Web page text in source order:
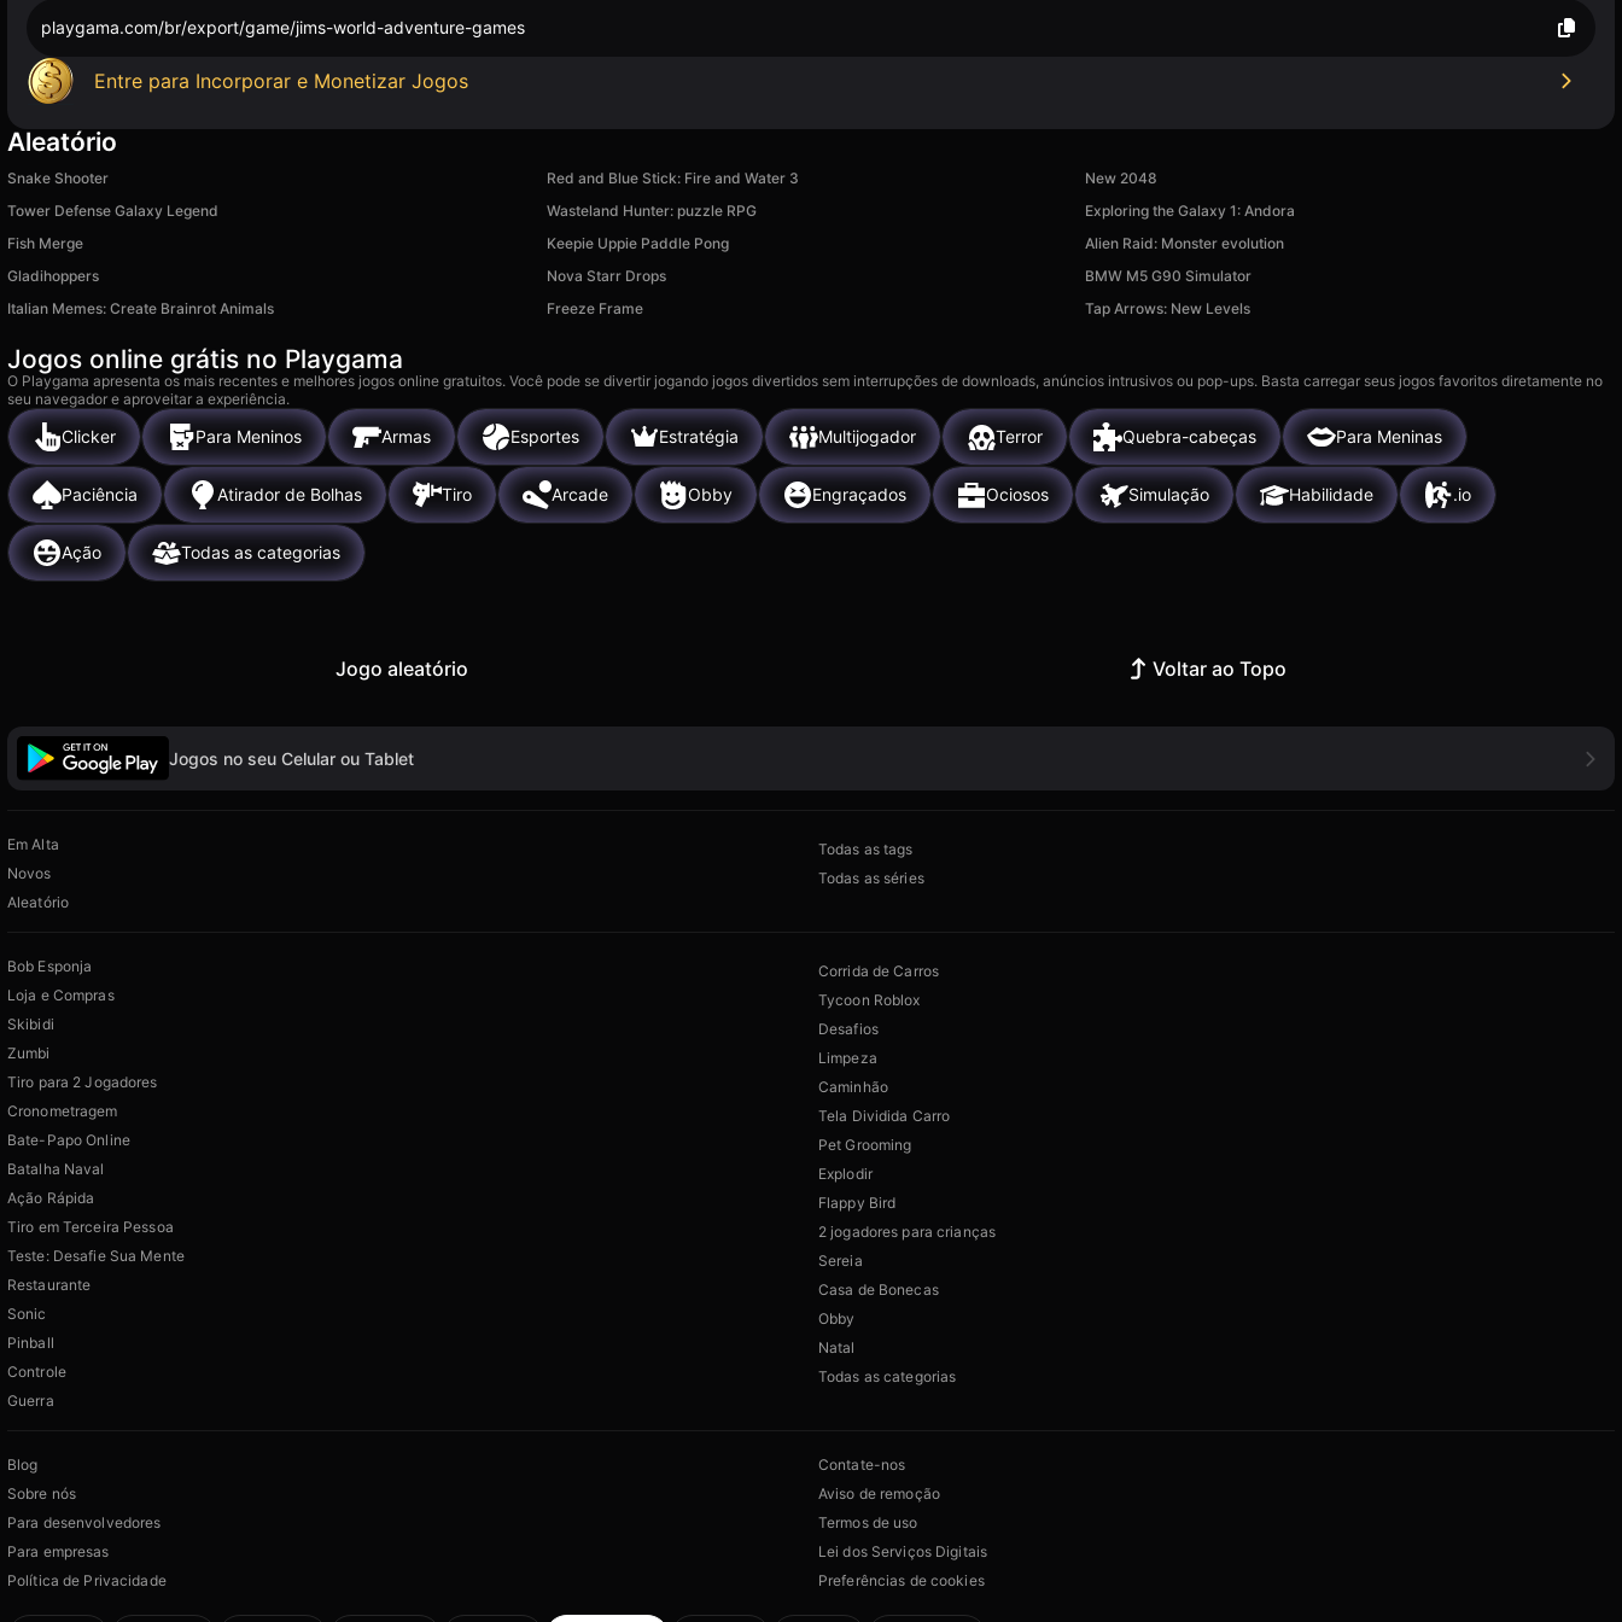
playgama.com/br/export/game/jims-world-adventure-games
Entre para Incorporar e Monetizar Jogos
Aleatório
Snake Shooter Red and Blue Stick: Fire and Water 3
New 2048
Tower Defense Galaxy Legend
Wasteland Hunter: puzzle RPG
Exploring the Galaxy 1: Andora
Fish Merge
Keepie Uppie Paddle Pong
Alien Raid: Monster evolution
Gladihoppers
Nova Starr Drops
BMW M5 G90 Simulator
Italian Memes: Create Brainrot Animals
Freeze Frame Tap Arrows: New Levels
Jogos online grátis no Playgama
O Playgama apresenta os mais recentes e melhores jogos online gratuitos. Você pode se divertir jogando jogos divertidos sem interrupções de downloads, anúncios intrusivos ou pop-ups. Basta carregar seus jogos favoritos diretamente no
seu navegador e aproveitar a experiência.
Clicker Para Meninos Armas Esportes Estratégia Multijogador Terror Quebra-cabeças Para Meninas
Paciência Atirador de Bolhas Tiro Arcade Obby Engraçados Ociosos Simulação Habilidade .io
Ação Todas as categorias
Jogo aleatório Voltar ao Topo
Jogos no seu Celular ou Tablet
Em Alta
Novos
Aleatório
Todas as tags
Todas as séries
Bob Esponja
Loja e Compras
Skibidi
Zumbi
Tiro para 2 Jogadores
Cronometragem
Bate-Papo Online
Batalha Naval
Ação Rápida
Tiro em Terceira Pessoa
Teste: Desafie Sua Mente
Restaurante
Sonic
Pinball
Controle
Guerra
Corrida de Carros
Tycoon Roblox
Desafios
Limpeza
Caminhão
Tela Dividida Carro
Pet Grooming
Explodir
Flappy Bird
2 jogadores para crianças
Sereia
Casa de Bonecas
Obby
Natal
Todas as categorias
Blog
Sobre nós
Para desenvolvedores
Para empresas
Política de Privacidade
Contate-nos
Aviso de remoção
Termos de uso
Lei dos Serviços Digitais
Preferências de cookies